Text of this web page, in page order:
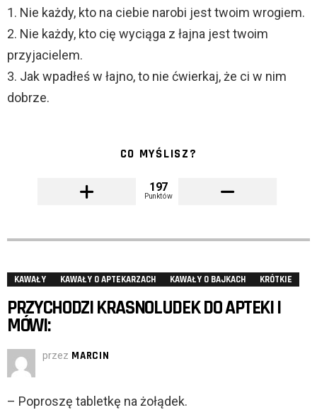
1. Nie każdy, kto na ciebie narobi jest twoim wrogiem.
2. Nie każdy, kto cię wyciąga z łajna jest twoim
przyjacielem.
3. Jak wpadłeś w łajno, to nie ćwierkaj, że ci w nim
dobrze.
CO MYŚLISZ?
197
Punktów
KAWAŁY KAWAŁY O APTEKARZACH KAWAŁY O BAJKACH KRÓTKIE
PRZYCHODZI KRASNOLUDEK DO APTEKI I
MÓWI:
przez MARCIN
– Poproszę tabletkę na żołądek.